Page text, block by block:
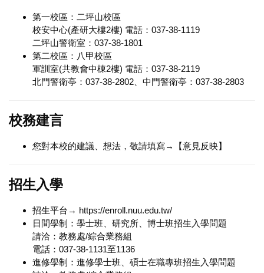
第一校區：二坪山校區
校安中心(產研大樓2樓) 電話：037-38-1119
二坪山警衛室：037-38-1801
第二校區：八甲校區
軍訓室(共教會中棟2樓) 電話：037-38-2119
北門警衛亭：037-38-2802、中門警衛亭：037-38-2803
校務建言
您對本校的建議、想法，敬請填寫→【意見反映】
招生入學
招生平台→ https://enroll.nuu.edu.tw/
日間學制：學士班、研究所、博士班招生入學問題
請洽：教務處/綜合業務組
電話：037-38-1131至1136
進修學制：進修學士班、碩士在職專班招生入學問題